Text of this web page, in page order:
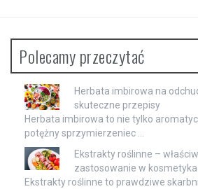
Polecamy przeczytać
Herbata imbirowa na
skuteczne przepisy
Herbata imbirowa to nie tylko
potężny sprzymierzeniec …
Ekstrakty roślinne –
zastosowanie w
Ekstrakty roślinne to prawdziwe